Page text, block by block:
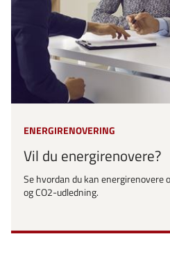
ENERGIRENOVERING
Vil du energirenovere?
Se hvordan du kan energirenovere
og CO2-udledning.